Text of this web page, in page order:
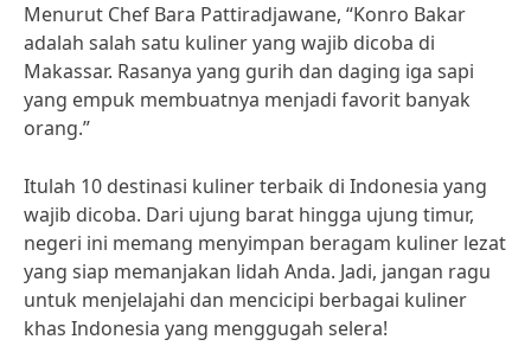
Menurut Chef Bara Pattiradjawane, “Konro Bakar
adalah salah satu kuliner yang wajib dicoba di
Makassar. Rasanya yang gurih dan daging iga sapi
yang empuk membuatnya menjadi favorit banyak
orang.”
Itulah 10 destinasi kuliner terbaik di Indonesia yang
wajib dicoba. Dari ujung barat hingga ujung timur,
negeri ini memang menyimpan beragam kuliner lezat
yang siap memanjakan lidah Anda. Jadi, jangan ragu
untuk menjelajahi dan mencicipi berbagai kuliner
khas Indonesia yang menggugah selera!